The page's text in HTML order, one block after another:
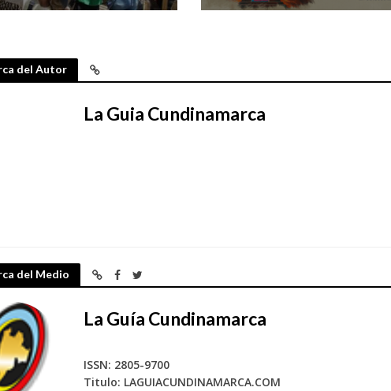
del Autor
La Guia Cundinamarca
del Medio
La Guía Cundinamarca
ISSN: 2805-9700
Titulo: LAGUIACUNDINAMARCA.COM